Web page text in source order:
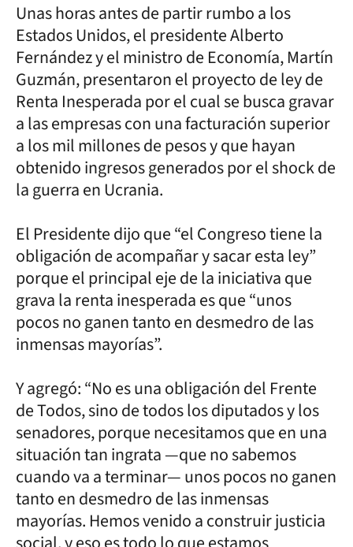
Unas horas antes de partir rumbo a los
Estados Unidos, el presidente Alberto
Fernández y el ministro de Economía, Martín
Guzmán, presentaron el proyecto de ley de
Renta Inesperada por el cual se busca gravar
a las empresas con una facturación superior
a los mil millones de pesos y que hayan
obtenido ingresos generados por el shock de
la guerra en Ucrania.
El Presidente dijo que “el Congreso tiene la
obligación de acompañar y sacar esta ley”
porque el principal eje de la iniciativa que
grava la renta inesperada es que “unos
pocos no ganen tanto en desmedro de las
inmensas mayorías”.
Y agregó: “No es una obligación del Frente
de Todos, sino de todos los diputados y los
senadores, porque necesitamos que en una
situación tan ingrata —que no sabemos
cuando va a terminar— unos pocos no ganen
tanto en desmedro de las inmensas
mayorías. Hemos venido a construir justicia